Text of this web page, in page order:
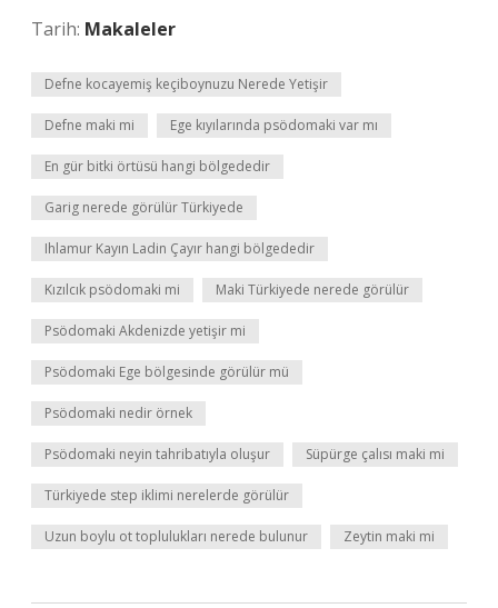
Tarih: Makaleler
Defne kocayemiş keçiboynuzu Nerede Yetişir
Defne maki mi Ege kıyılarında psödomaki var mı
En gür bitki örtüsü hangi bölgededir
Garig nerede görülür Türkiyede
Ihlamur Kayın Ladin Çayır hangi bölgededir
Kızılcık psödomaki mi Maki Türkiyede nerede görülür
Psödomaki Akdenizde yetişir mi
Psödomaki Ege bölgesinde görülür mü
Psödomaki nedir örnek
Psödomaki neyin tahribatıyla oluşur Süpürge çalısı maki mi
Türkiyede step iklimi nerelerde görülür
Uzun boylu ot toplulukları nerede bulunur Zeytin maki mi